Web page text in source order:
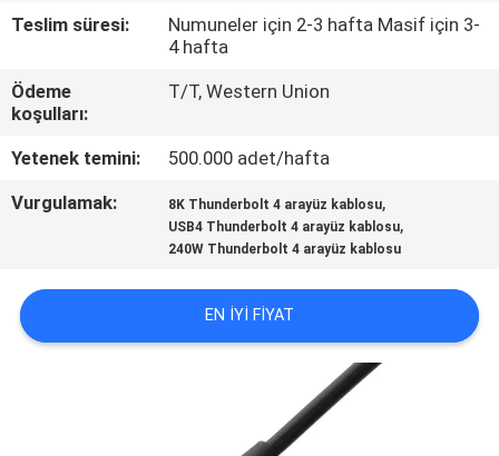
DAVALAR
BIR
SITE
Teslim süresi:
Numuneler için 2-3 hafta Masif için 3-
4 hafta
Ödeme
koşulları:
T/T, Western Union
Yetenek temini:
500.000 adet/hafta
Vurgulamak:
8K Thunderbolt 4 arayüz kablosu,
USB4 Thunderbolt 4 arayüz kablosu,
240W Thunderbolt 4 arayüz kablosu
EN IYI FIYAT